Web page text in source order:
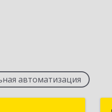
автоматизация